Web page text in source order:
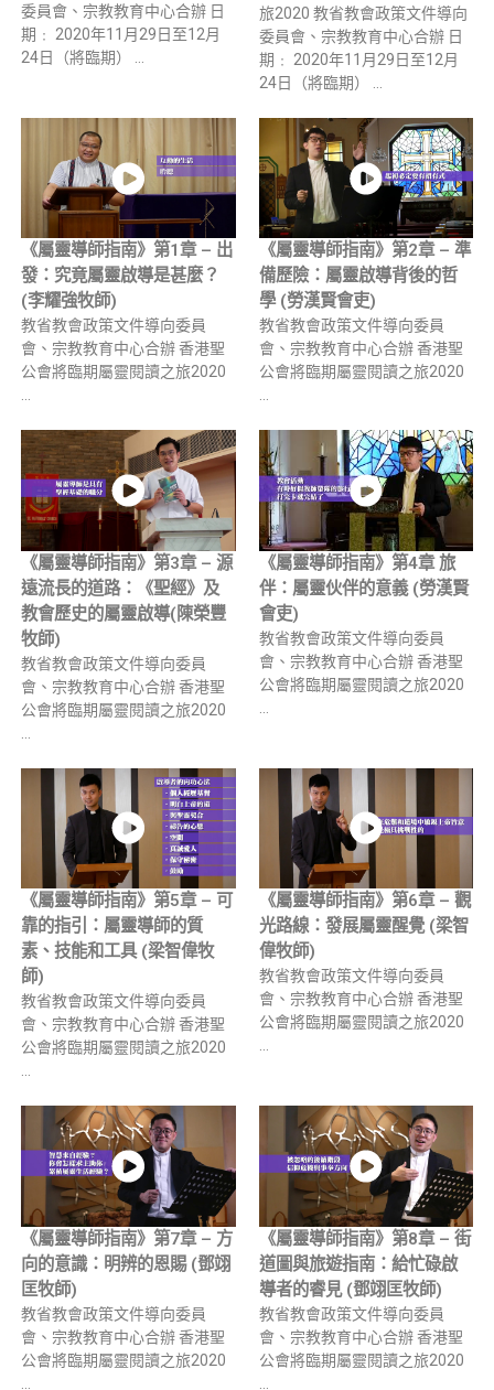
委員會、宗教教育中心合辦 日
期﹕ 2020年11月29日至12月
24日（將臨期） …
旅2020 教省教會政策文件導向
委員會、宗教教育中心合辦 日
期﹕ 2020年11月29日至12月
24日（將臨期） …
《屬靈導師指南》第1章 – 出
發：究竟屬靈啟導是甚麼？
(李耀強牧師)
教省教會政策文件導向委員
會、宗教教育中心合辦 香港聖
公會將臨期屬靈閱讀之旅2020
…
《屬靈導師指南》第2章 – 準
備歷險：屬靈啟導背後的哲
學 (勞漢賢會吏)
教省教會政策文件導向委員
會、宗教教育中心合辦 香港聖
公會將臨期屬靈閱讀之旅2020
…
《屬靈導師指南》第3章 – 源
遠流長的道路：《聖經》及
教會歷史的屬靈啟導(陳榮豐
牧師)
教省教會政策文件導向委員
會、宗教教育中心合辦 香港聖
公會將臨期屬靈閱讀之旅2020
《屬靈導師指南》第4章 旅
伴：屬靈伙伴的意義 (勞漢賢
會吏)
教省教會政策文件導向委員
會、宗教教育中心合辦 香港聖
公會將臨期屬靈閱讀之旅2020
《屬靈導師指南》第5章 – 可
靠的指引：屬靈導師的質
素、技能和工具 (梁智偉牧
師)
教省教會政策文件導向委員
會、宗教教育中心合辦 香港聖
公會將臨期屬靈閱讀之旅2020
《屬靈導師指南》第6章 – 觀
光路線：發展屬靈醒覺 (梁智
偉牧師)
教省教會政策文件導向委員
會、宗教教育中心合辦 香港聖
公會將臨期屬靈閱讀之旅2020
《屬靈導師指南》第7章 – 方
向的意識：明辨的恩賜 (鄧翊
匡牧師)
教省教會政策文件導向委員
會、宗教教育中心合辦 香港聖
公會將臨期屬靈閱讀之旅2020
《屬靈導師指南》第8章 – 街
道圖與旅遊指南：給忙碌啟
導者的睿見 (鄧翊匡牧師)
教省教會政策文件導向委員
會、宗教教育中心合辦 香港聖
公會將臨期屬靈閱讀之旅2020